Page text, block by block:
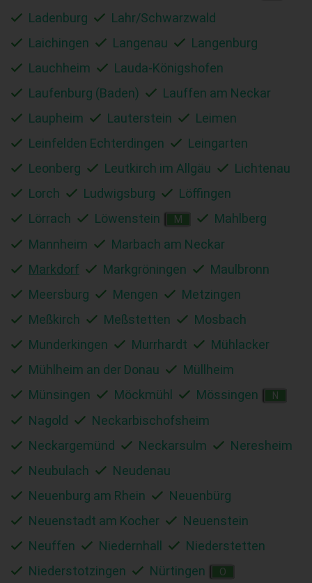
Ladenburg
Lahr/Schwarzwald
Laichingen
Langenau
Langenburg
Lauchheim
Lauda-Königshofen
Laufenburg (Baden)
Lauffen am Neckar
Laupheim
Lauterstein
Leimen
Leinfelden Echterdingen
Leingarten
Leonberg
Leutkirch im Allgäu
Lichtenau
Lorch
Ludwigsburg
Löffingen
Lörrach
Löwenstein M
Mahlberg
Mannheim
Marbach am Neckar
Markdorf
Markgröningen
Maulbronn
Meersburg
Mengen
Metzingen
Meßkirch
Meßstetten
Mosbach
Munderkingen
Murrhardt
Mühlacker
Mühlheim an der Donau
Müllheim
Münsingen
Möckmühl Mössingen N
Nagold
Neckarbischofsheim
Neckargemünd
Neckarsulm
Neresheim
Neubulach
Neudenau
Neuenburg am Rhein
Neuenbürg
Neuenstadt am Kocher
Neuenstein
Neuffen
Niedernhall
Niederstetten
Niederstotzingen
Nürtingen O